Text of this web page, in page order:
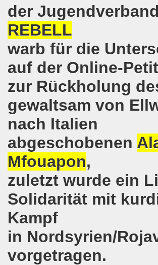
der Jugendverband
REBELL
warb für die
auf der Online-
zur Rückholung
gewaltsam von
nach Italien
abgeschobenen
Mfouapon,
zuletzt wurde ein
Solidarität mit
Kampf
in Nordsyrien/
vorgetragen.
im direkten Gespräch -
ARGE Gelsenkirchen ein
feiert Erfolg -
30-Stunden-Woche bei vollem
Bewegung wird zum
Gelsenkirchener Montagsdemo-
Bewegung steht solidarisch hinter
machende Demonstration direkt in
die geplante Politik der neuen
steht mit voller Solidarität an der
Bewegung erwartet Sicherheit - vor